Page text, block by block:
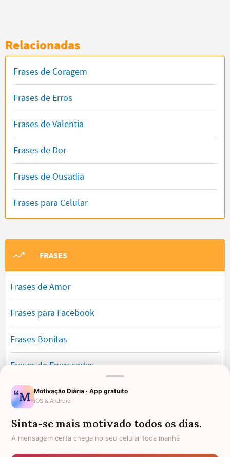
Relacionadas
Frases de Coragem
Frases de Erros
Frases de Valentia
Frases de Dor
Frases de Ousadia
Frases para Celular
FRASES
Frases de Amor
Frases para Facebook
Frases Bonitas
Frases de Engraçadas
Frases Românticas
Frases de Reflexão
Frases Lindas
Motivação Diária · App gratuito
iOS & Android
Sinta-se mais motivado todos os dias.
A mensagem certa chega no seu celular toda manhã